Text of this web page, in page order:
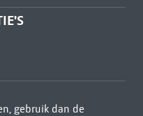
gebruik dan de